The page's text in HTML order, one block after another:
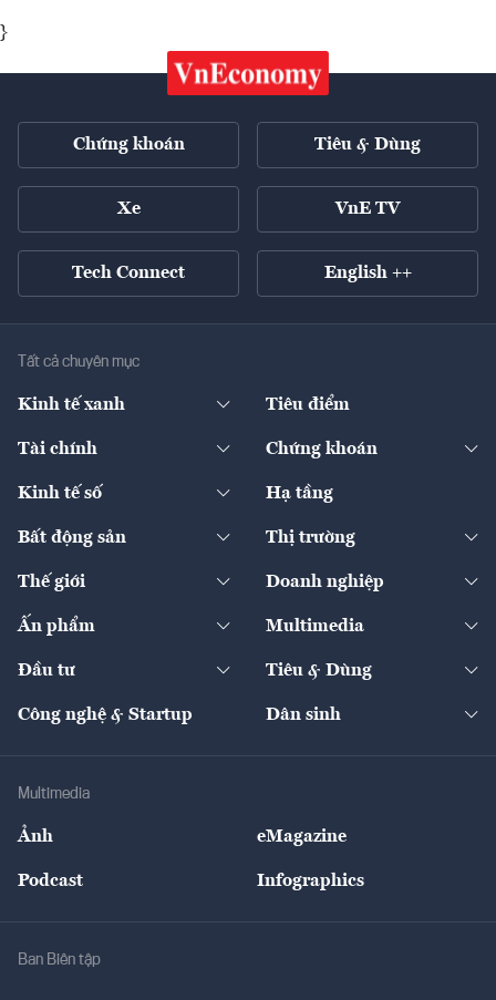
}
Chứng khoán Tiêu & Dùng
Xe VnE TV
Tech Connect English ++
Tất cả chuyên mục
Kinh tế xanh
Diễn đàn
Tiêu điểm
Tài chính
Ngân hàng
Bảo hiểm
Chứng khoán
Doanh nghiệp niêm yết
Khung pháp lý
Kinh tế số
Sản phẩm - Thị trường
Start-up
Quản trị số
Hạ tầng
Bất động sản
Chính sách
Tư vấn
Thị trường
Thị trường
Nông sản
Thế giới
Kinh tế
Doanh nghiệp
Ấn phẩm
The Guide
Multimedia
Đầu tư Tiêu & Dùng
Giải trí
Công nghệ & Startup Dân sinh
Multimedia
Ảnh eMagazine
Podcast Infographics
Ban Biên tập